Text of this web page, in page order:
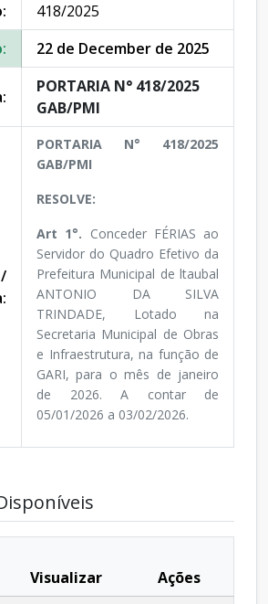
418/2025
22 de December de 2025
PORTARIA N° 418/2025
GAB/PMI
PORTARIA N° 418/2025
GAB/PMI
RESOLVE:
Art 1°. Conceder FÉRIAS ao
Servidor do Quadro Efetivo da
Prefeitura Municipal de ltaubal
ANTONIO DA SILVA
TRINDADE, Lotado na
Secretaria Municipal de Obras
e Infraestrutura, na função de
GARI, para o mês de janeiro
de 2026. A contar de
05/01/2026 a 03/02/2026.
Visualizar
Ações